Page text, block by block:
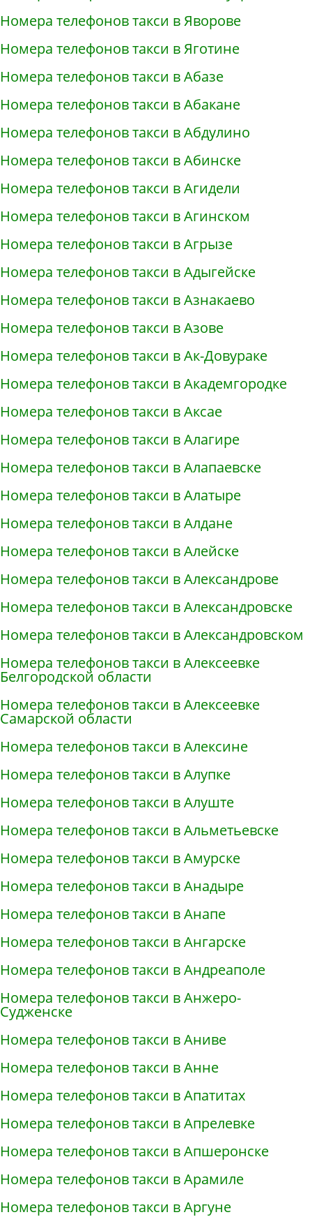
Номера телефонов такси в Яворове
Номера телефонов такси в Яготине
Номера телефонов такси в Абазе
Номера телефонов такси в Абакане
Номера телефонов такси в Абдулино
Номера телефонов такси в Абинске
Номера телефонов такси в Агидели
Номера телефонов такси в Агинском
Номера телефонов такси в Агрызе
Номера телефонов такси в Адыгейске
Номера телефонов такси в Азнакаево
Номера телефонов такси в Азове
Номера телефонов такси в Ак-Довураке
Номера телефонов такси в Академгородке
Номера телефонов такси в Аксае
Номера телефонов такси в Алагире
Номера телефонов такси в Алапаевске
Номера телефонов такси в Алатыре
Номера телефонов такси в Алдане
Номера телефонов такси в Алейске
Номера телефонов такси в Александрове
Номера телефонов такси в Александровске
Номера телефонов такси в Александровском
Номера телефонов такси в Алексеевке
Белгородской области
Номера телефонов такси в Алексеевке
Самарской области
Номера телефонов такси в Алексине
Номера телефонов такси в Алупке
Номера телефонов такси в Алуште
Номера телефонов такси в Альметьевске
Номера телефонов такси в Амурске
Номера телефонов такси в Анадыре
Номера телефонов такси в Анапе
Номера телефонов такси в Ангарске
Номера телефонов такси в Андреаполе
Номера телефонов такси в Анжеро-
Судженске
Номера телефонов такси в Аниве
Номера телефонов такси в Анне
Номера телефонов такси в Апатитах
Номера телефонов такси в Апрелевке
Номера телефонов такси в Апшеронске
Номера телефонов такси в Арамиле
Номера телефонов такси в Аргуне